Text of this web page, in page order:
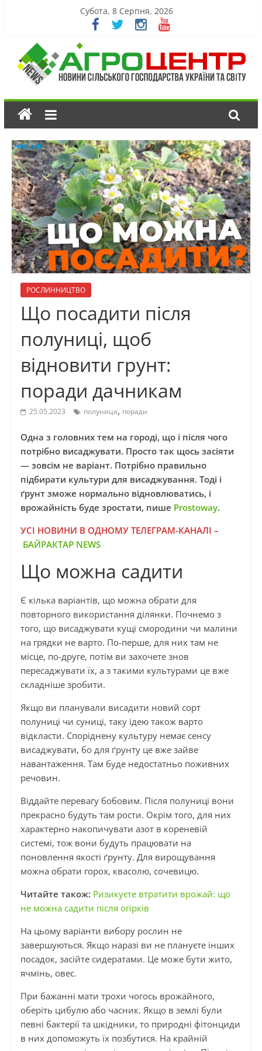
Субота, 8 Серпня, 2026
РОСЛИННИЦТВО
Що посадити після
полуниці, щоб
відновити грунт:
поради дачникам
25.05.2023 полуниця, поради
Одна з головних тем на городі, що і після чого
потрібно висаджувати. Просто так щось засіяти
— зовсім не варіант. Потрібно правильно
підбирати культури для висаджування. Тоді і
ґрунт зможе нормально відновлюватись, і
врожайність буде зростати, пише Prostoway.
УСІ НОВИНИ В ОДНОМУ ТЕЛЕГРАМ-КАНАЛІ –
БАЙРАКТАР NEWS
Що можна садити
Є кілька варіантів, що можна обрати для
повторного використання ділянки. Почнемо з
того, що висаджувати кущі смородини чи малини
на грядки не варто. По-перше, для них там не
місце, по-друге, потім ви захочете знов
пересаджувати їх, а з такими культурами це вже
складніше зробити.
Якщо ви планували висадити новий сорт
полуниці чи суниці, таку ідею також варто
відкласти. Споріднену культуру немає сенсу
висаджувати, бо для ґрунту це вже зайве
навантаження. Там буде недостатньо поживних
речовин.
Віддайте перевагу бобовим. Після полуниці вони
прекрасно будуть там рости. Окрім того, для них
характерно накопичувати азот в кореневій
системі, тож вони будуть працювати на
поновлення якості ґрунту. Для вирощування
можна обрати горох, квасолю, сочевицю.
Читайте також: Ризикуєте втратити врожай: що
не можна садити після огірків
На цьому варіанти вибору рослин не
завершуються. Якщо наразі ви не плануєте інших
посадок, засійте сидератами. Це може бути жито,
ячмінь, овес.
При бажанні мати трохи чогось врожайного,
оберіть цибулю або часник. Якщо в землі були
певні бактерії та шкідники, то природні фітонциди
в них допоможуть їх позбутися. На крайній